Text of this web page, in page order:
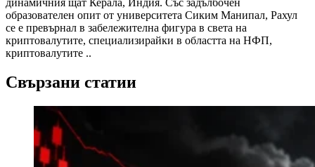
образователен опит от университета Сиким Манипал, Рахул
се е превърнал в забележителна фигура в света на
криптовалутите, специализирайки в областта на НФП,
криптовалутите ..
Свързани статии